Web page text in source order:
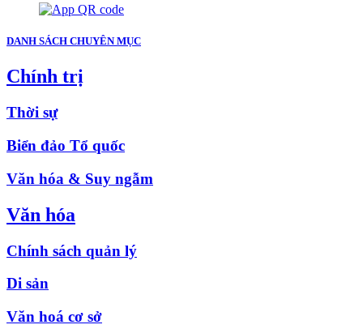
DANH SÁCH CHUYÊN MỤC
Chính trị
Thời sự
Biển đảo Tổ quốc
Văn hóa & Suy ngẫm
Văn hóa
Chính sách quản lý
Di sản
Văn hoá cơ sở